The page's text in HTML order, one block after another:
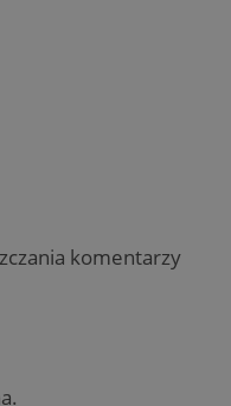
komentarzy